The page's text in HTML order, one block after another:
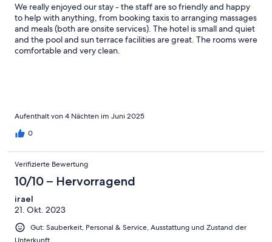
We really enjoyed our stay - the staff are so friendly and happy
to help with anything, from booking taxis to arranging massages
and meals (both are onsite services). The hotel is small and quiet
and the pool and sun terrace facilities are great. The rooms were
comfortable and very clean.
Aufenthalt von 4 Nächten im Juni 2025
0
Verifizierte Bewertung
10/10 – Hervorragend
irael
21. Okt. 2023
Gut: Sauberkeit, Personal & Service, Ausstattung und Zustand der